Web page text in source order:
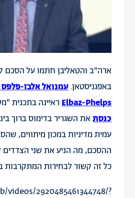
ארה"ב והטאליבן חתמו על הסכם
באפגניסטאן.
Elbaz-Phelps ראיינה בתכנית
כנסתאת השגריר בדימוס ברוך
עמית מדיניות במכון מיתווים,
ההסכם, מה הניע את שני הצדדים
כל זה קשור לבחירות המתקרבות
2920485461344748/?